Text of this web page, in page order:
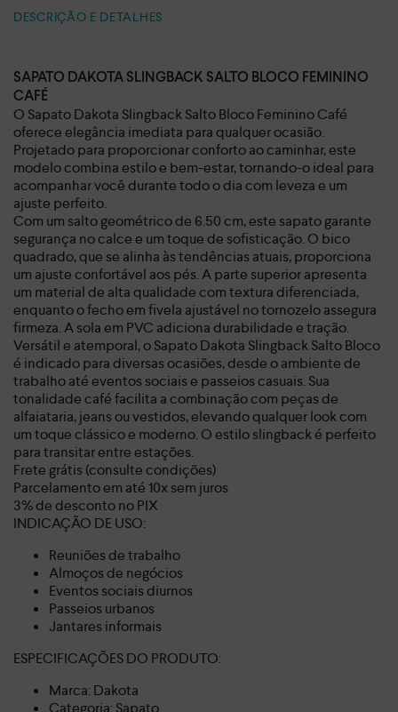
DESCRIÇÃO E DETALHES
SAPATO DAKOTA SLINGBACK SALTO BLOCO FEMININO
CAFÉ
O Sapato Dakota Slingback Salto Bloco Feminino Café
oferece elegância imediata para qualquer ocasião.
Projetado para proporcionar conforto ao caminhar, este
modelo combina estilo e bem-estar, tornando-o ideal para
acompanhar você durante todo o dia com leveza e um
ajuste perfeito.
Com um salto geométrico de 6.50 cm, este sapato garante
segurança no calce e um toque de sofisticação. O bico
quadrado, que se alinha às tendências atuais, proporciona
um ajuste confortável aos pés. A parte superior apresenta
um material de alta qualidade com textura diferenciada,
enquanto o fecho em fivela ajustável no tornozelo assegura
firmeza. A sola em PVC adiciona durabilidade e tração.
Versátil e atemporal, o Sapato Dakota Slingback Salto Bloco
é indicado para diversas ocasiões, desde o ambiente de
trabalho até eventos sociais e passeios casuais. Sua
tonalidade café facilita a combinação com peças de
alfaiataria, jeans ou vestidos, elevando qualquer look com
um toque clássico e moderno. O estilo slingback é perfeito
para transitar entre estações.
Frete grátis (consulte condições)
Parcelamento em até 10x sem juros
3% de desconto no PIX
INDICAÇÃO DE USO:
Reuniões de trabalho
Almoços de negócios
Eventos sociais diurnos
Passeios urbanos
Jantares informais
ESPECIFICAÇÕES DO PRODUTO:
Marca: Dakota
Categoria: Sapato